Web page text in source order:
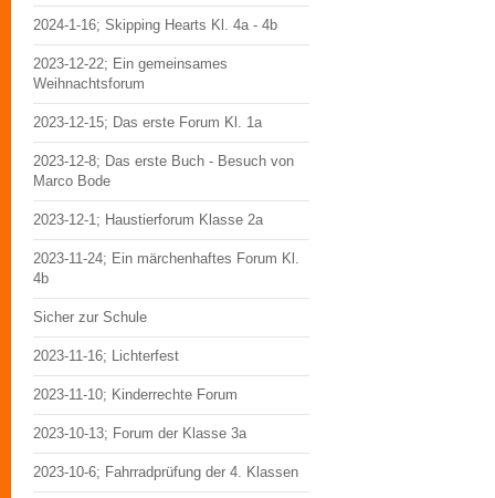
2024-1-16; Skipping Hearts Kl. 4a - 4b
2023-12-22; Ein gemeinsames
Weihnachtsforum
2023-12-15; Das erste Forum Kl. 1a
2023-12-8; Das erste Buch - Besuch von
Marco Bode
2023-12-1; Haustierforum Klasse 2a
2023-11-24; Ein märchenhaftes Forum Kl.
4b
Sicher zur Schule
2023-11-16; Lichterfest
2023-11-10; Kinderrechte Forum
2023-10-13; Forum der Klasse 3a
2023-10-6; Fahrradprüfung der 4. Klassen